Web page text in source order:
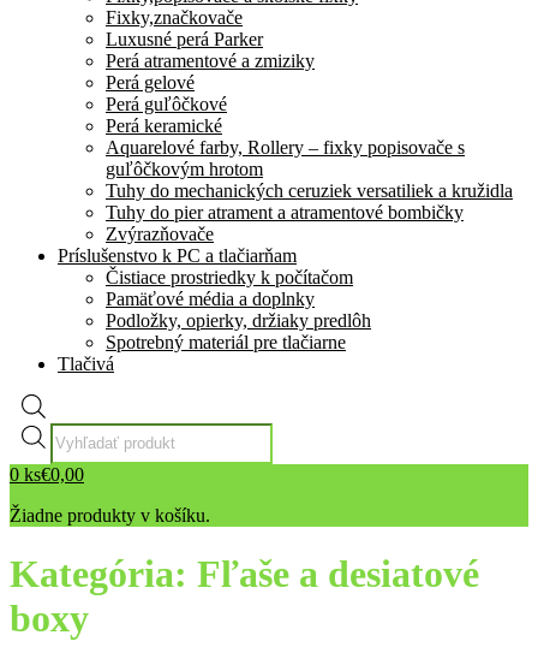
Fixky,značkovače
Luxusné perá Parker
Perá atramentové a zmiziky
Perá gelové
Perá guľôčkové
Perá keramické
Aquarelové farby, Rollery – fixky popisovače s
guľôčkovým hrotom
Tuhy do mechanických ceruziek versatiliek a kružidla
Tuhy do pier atrament a atramentové bombičky
Zvýrazňovače
Príslušenstvo k PC a tlačiarňam
Čistiace prostriedky k počítačom
Pamäťové média a doplnky
Podložky, opierky, držiaky predlôh
Spotrebný materiál pre tlačiarne
Tlačivá
Products
search
0 ks€0,00
Žiadne produkty v košíku.
Kategória: Fľaše a desiatové
boxy